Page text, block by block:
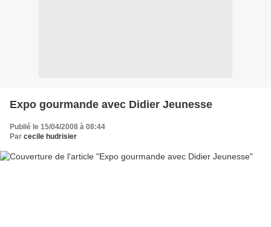
Expo gourmande avec Didier Jeunesse
Publié le 15/04/2008 à 08:44
Par cecile hudrisier